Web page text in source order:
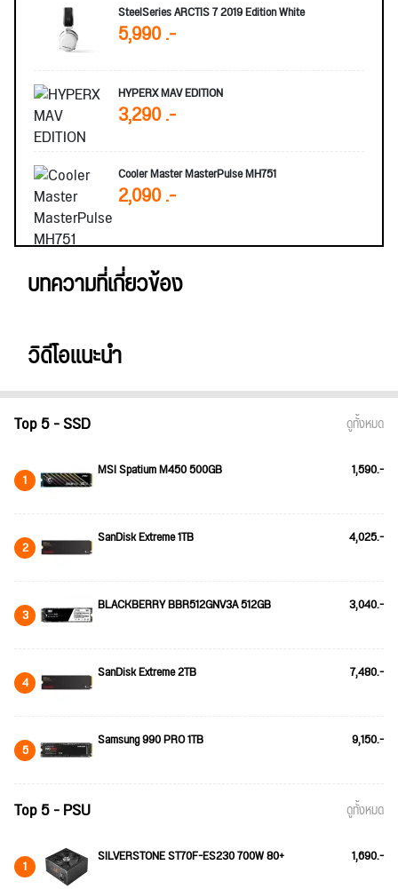
SteelSeries ARCTIS 7 2019 Edition White
5,990 .-
HYPERX MAV EDITION
3,290 .-
Cooler Master MasterPulse MH751
2,090 .-
บทความที่เกี่ยวข้อง
วิดีโอแนะนำ
Top 5 - SSD ดูทั้งหมด
1 MSI Spatium M450 500GB 1,590.-
2 SanDisk Extreme 1TB 4,025.-
3 BLACKBERRY BBR512GNV3A 512GB 3,040.-
4 SanDisk Extreme 2TB 7,480.-
5 Samsung 990 PRO 1TB 9,150.-
Top 5 - PSU ดูทั้งหมด
1 SILVERSTONE ST70F-ES230 700W 80+ 1,690.-